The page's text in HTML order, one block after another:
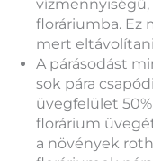
floráriumba. Ez
mert
A párásodást
sok pára
üvegfelület
florárium
a növények